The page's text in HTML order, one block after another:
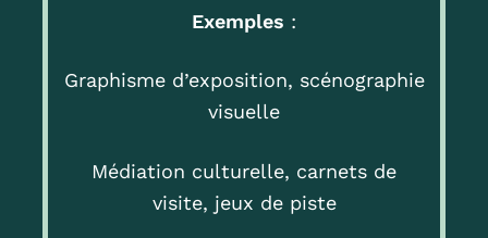
Exemples :
Graphisme d’exposition, scénographie
visuelle
Médiation culturelle, carnets de
visite, jeux de piste